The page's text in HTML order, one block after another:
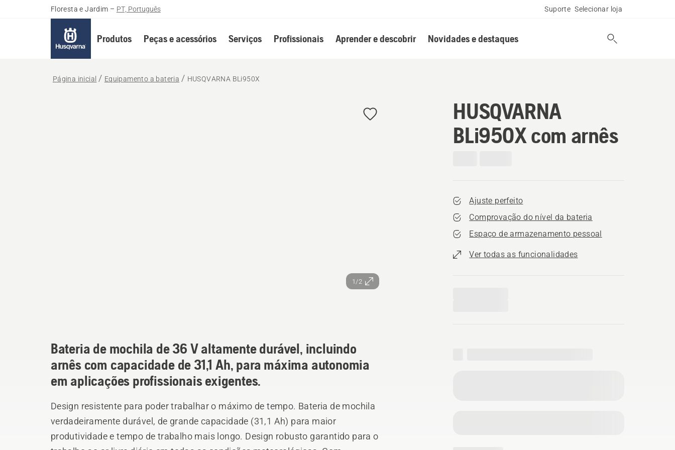
Floresta e Jardim – PT, Português Suporte Selecionar loja
Produtos Peças e acessórios Serviços Profissionais Aprender e descobrir Novidades e destaques
Página inicial Equipamento a bateria HUSQVARNA BLi950X
1/2
HUSQVARNA
BLi950X com arnês
Ajuste perfeito
Comprovação do nível da bateria
Espaço de armazenamento pessoal
Ver todas as funcionalidades
Bateria de mochila de 36 V altamente durável, incluindo
arnês com capacidade de 31,1 Ah, para máxima autonomia
em aplicações profissionais exigentes.
Design resistente para poder trabalhar o máximo de tempo. Bateria de mochila
verdadeiramente durável, de grande capacidade (31,1 Ah) para maior
produtividade e tempo de trabalho mais longo. Design robusto garantido para o